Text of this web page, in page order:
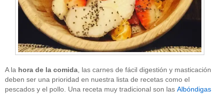
A la hora de la comida , las carnes de fácil digestión y masticación
deben ser una prioridad en nuestra lista de recetas como el
pescados y el pollo. Una receta muy tradicional son las Albóndigas